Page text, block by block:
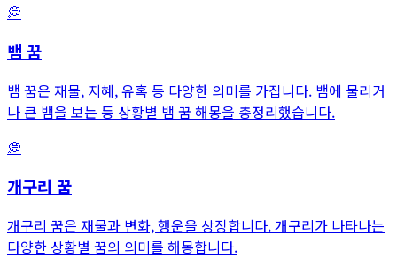
💭
뱀 꿈
뱀 꿈은 재물, 지혜, 유혹 등 다양한 의미를 가집니다. 뱀에 물리거
나 큰 뱀을 보는 등 상황별 뱀 꿈 해몽을 총정리했습니다.
💭
개구리 꿈
개구리 꿈은 재물과 변화, 행운을 상징합니다. 개구리가 나타나는
다양한 상황별 꿈의 의미를 해몽합니다.